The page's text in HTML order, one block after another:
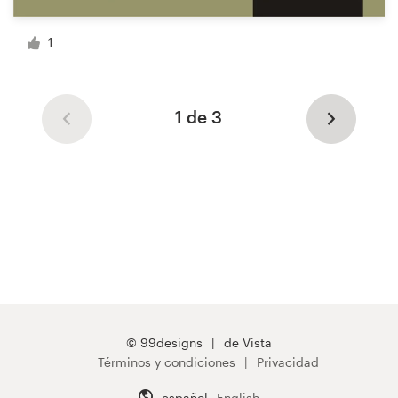
1
1 de 3
© 99designs
de Vista
Términos y condiciones
Privacidad